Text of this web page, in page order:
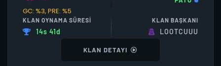
GC: %3, PRE: %5
KLAN OYNAMA SÜRESI
14s 41d
KLAN BAŞKANI
LOOTCUUU
KLAN DETAYI